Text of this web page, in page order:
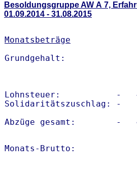
Besoldungsgruppe AW A 7,
01.09.2014 - 31.08.2015
Monatsbeträge
Lohnsteuer:           -
Solidaritätszuschlag: -
Abzüge gesamt:        -
Monats-